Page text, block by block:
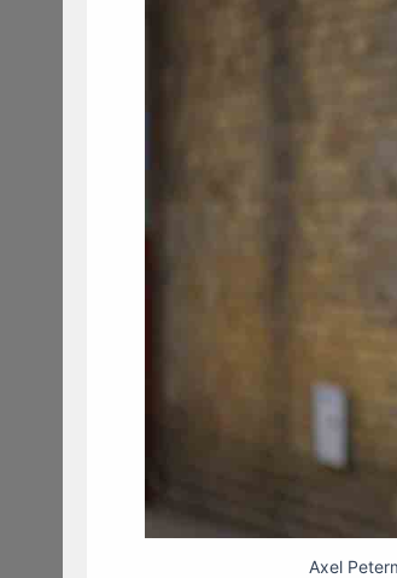
Axel